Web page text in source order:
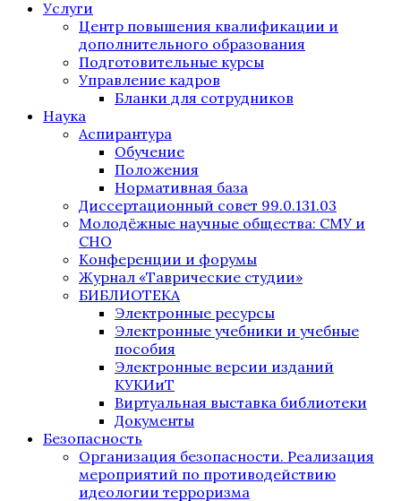
Услуги
Центр повышения квалификации и
дополнительного образования
Подготовительные курсы
Управление кадров
Бланки для сотрудников
Наука
Аспирантура
Обучение
Положения
Нормативная база
Диссертационный совет 99.0.131.03
Молодёжные научные общества: СМУ и
СНО
Конференции и форумы
Журнал «Таврические студии»
БИБЛИОТЕКА
Электронные ресурсы
Электронные учебники и учебные
пособия
Электронные версии изданий
КУКИиТ
Виртуальная выставка библиотеки
Документы
Безопасность
Организация безопасности. Реализация
мероприятий по противодействию
идеологии терроризма